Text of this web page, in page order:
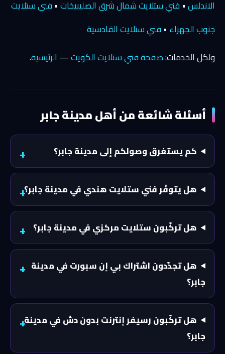
الاندلس• فني ستلايت شمال شرق الصليبيخات• فني ستلايت
جنوب الجهراء • فني ستلايت القادسية
ولكل الخدمات:صفحة فني ستلايت الكويت— الرئيسية.
أسئلة شائعة من أهل مدينة جابر
كم يستغرق وصولكم إلى مدينة جابر؟
هل يتوفّر فني ستلايت هندي في مدينة جابر؟
هل تركّبون ستلايت مركزي في مدينة جابر؟
هل تجدّدون اشتراك بي إن سبورت في مدينة
جابر؟
هل تركّبون رسيفر إنترنت بدون دش في مدينة
جابر؟